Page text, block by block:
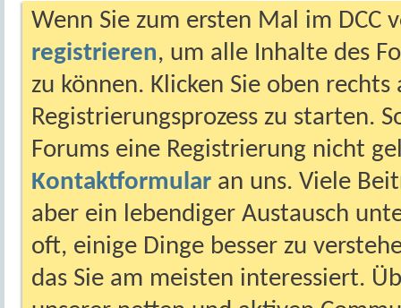
Wenn Sie zum ersten Mal im DCC
registrieren, um alle Inhalte des
zu können. Klicken Sie oben
Registrierungsprozess zu starten.
Forums eine Registrierung nicht
Kontaktformular an uns. Viele
aber ein lebendiger Austausch
oft, einige Dinge besser zu
das Sie am meisten interessiert.